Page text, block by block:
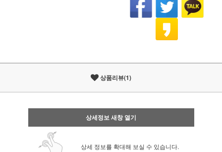
상품리뷰(1)
상세정보 새창 열기
상세 정보를 확대해 보실 수 있습니다.